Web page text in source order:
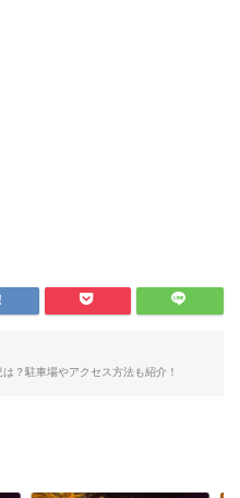
？駐車場やアクセス方法も紹介！